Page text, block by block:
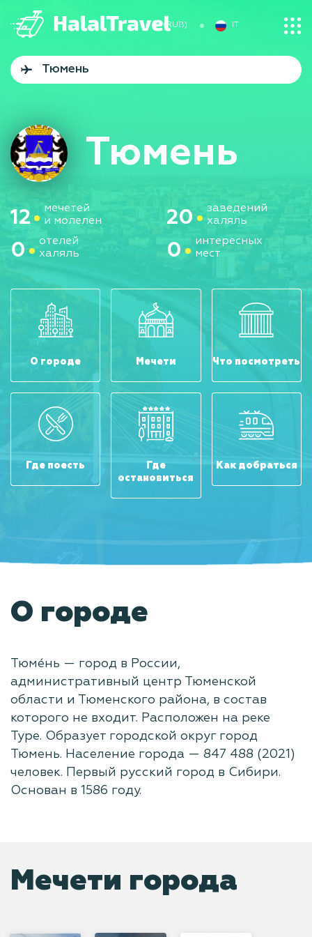
IT
₽ (RUB)
Тюмень
12
мечетей
и молелен
20
заведений
халяль
0
отелей
халяль
0
интересных
мест
О городе Мечети Что посмотреть
Где поесть
Где
остановиться
Как добраться
О городе
Тюме́нь — город в России,
административный центр Тюменской
области и Тюменского района, в состав
которого не входит. Расположен на реке
Туре. Образует городской округ город
Тюмень. Население города — 847 488 (2021)
человек. Первый русский город в Сибири.
Основан в 1586 году.
Мечети города